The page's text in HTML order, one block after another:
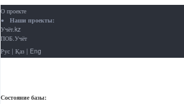
О проекте
Наши проекты:
Учёт.kz
ПОБ.Учёт
Рус | Қаз | Eng
Состояние базы: